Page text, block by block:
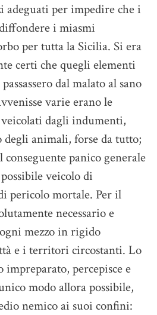
adeguati per impedire che i
i miasmi
per tutta la Sicilia. Si era
certi che quegli elementi
dal malato al sano
varie erano le
dagli indumenti,
degli animali, forse da tutto;
panico generale
veicolo di
pericolo mortale. Per il
necessario e
mezzo in rigido
e i territori circostanti. Lo
impreparato, percepisce e
modo allora possibile,
nemico ai suoi confini: